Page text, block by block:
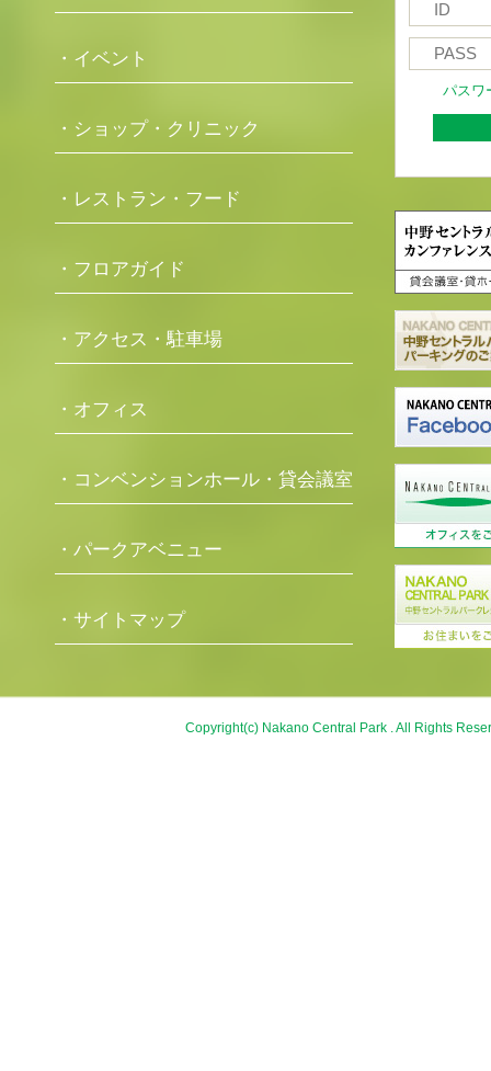
・イベント
・ショップ・クリニック
・レストラン・フード
・フロアガイド
・アクセス・駐車場
・オフィス
・コンベンションホール・貸会議室
・パークアベニュー
・サイトマップ
パスワ
Copyright(c) Nakano Central Park . All Rights